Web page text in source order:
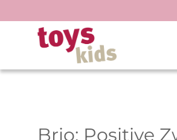
Inhalt
springen
Brio: Positive